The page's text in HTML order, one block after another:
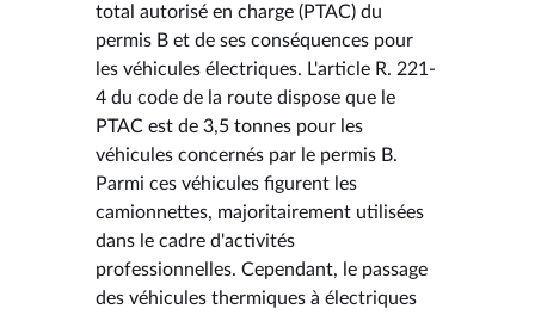
total autorisé en charge (PTAC) du
permis B et de ses conséquences pour
les véhicules électriques. L'article R. 221-
4 du code de la route dispose que le
PTAC est de 3,5 tonnes pour les
véhicules concernés par le permis B.
Parmi ces véhicules figurent les
camionnettes, majoritairement utilisées
dans le cadre d'activités
professionnelles. Cependant, le passage
des véhicules thermiques à électriques